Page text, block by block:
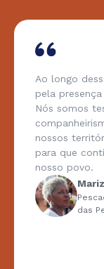
Ao longo
pela
Nós somos
nossos
para que
nosso povo.
das